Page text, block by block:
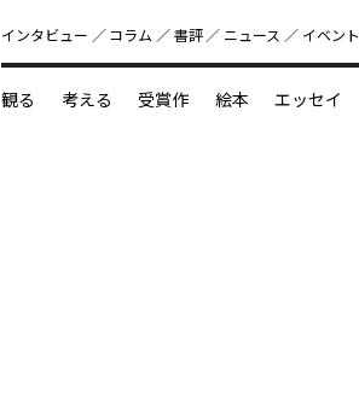
好書好日
インタビュー コラム 書評 ニュース イベント
観る 考える 受賞作 絵本 エッセイ